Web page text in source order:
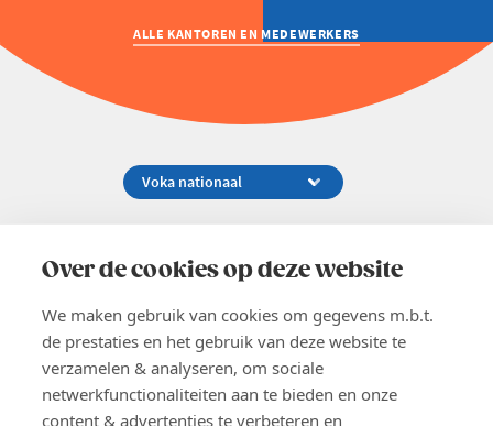
Over de cookies op deze website
We maken gebruik van cookies om gegevens m.b.t.
de prestaties en het gebruik van deze website te
verzamelen & analyseren, om sociale
netwerkfunctionaliteiten aan te bieden en onze
content & advertenties te verbeteren en
ALLE KANTOREN EN MEDEWERKERS
02 229 81 11